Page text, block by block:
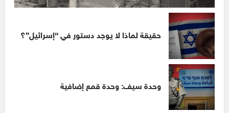
حقيقة لماذا لا يوجد دستور في “إسرائيل”؟
وحدة سيف: وحدة قمع إضافية